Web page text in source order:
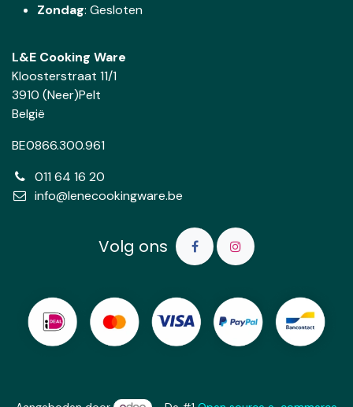
Zondag: Gesloten
L&E Cooking Ware
Kloosterstraat 11/1
3910 (Neer)Pelt
België
BE0866.300.961
011 64 16 20
info@lenecookingware.be
Volg ons